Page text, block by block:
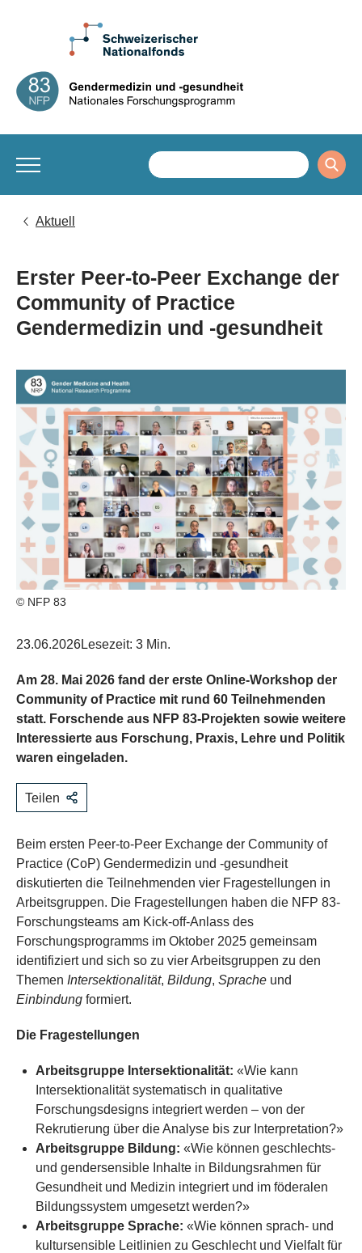
Aktuell
Erster Peer-to-Peer Exchange der
Community of Practice
Gendermedizin und -gesundheit
© NFP 83
23.06.2026Lesezeit: 3 Min.
Am 28. Mai 2026 fand der erste Online-Workshop der
Community of Practice mit rund 60 Teilnehmenden
statt. Forschende aus NFP 83-Projekten sowie weitere
Interessierte aus Forschung, Praxis, Lehre und Politik
waren eingeladen.
Teilen
Beim ersten Peer-to-Peer Exchange der Community of
Practice (CoP) Gendermedizin und -gesundheit
diskutierten die Teilnehmenden vier Fragestellungen in
Arbeitsgruppen. Die Fragestellungen haben die NFP 83-
Forschungsteams am Kick-off-Anlass des
Forschungsprogramms im Oktober 2025 gemeinsam
identifiziert und sich so zu vier Arbeitsgruppen zu den
Themen Intersektionalität, Bildung, Sprache und
Einbindung formiert.
Die Fragestellungen
Arbeitsgruppe Intersektionalität: «Wie kann
Intersektionalität systematisch in qualitative
Forschungsdesigns integriert werden – von der
Rekrutierung über die Analyse bis zur Interpretation?»
Arbeitsgruppe Bildung: «Wie können geschlechts-
und gendersensible Inhalte in Bildungsrahmen für
Gesundheit und Medizin integriert und im föderalen
Bildungssystem umgesetzt werden?»
Arbeitsgruppe Sprache: «Wie können sprach- und
kultursensible Leitlinien zu Geschlecht und Vielfalt für